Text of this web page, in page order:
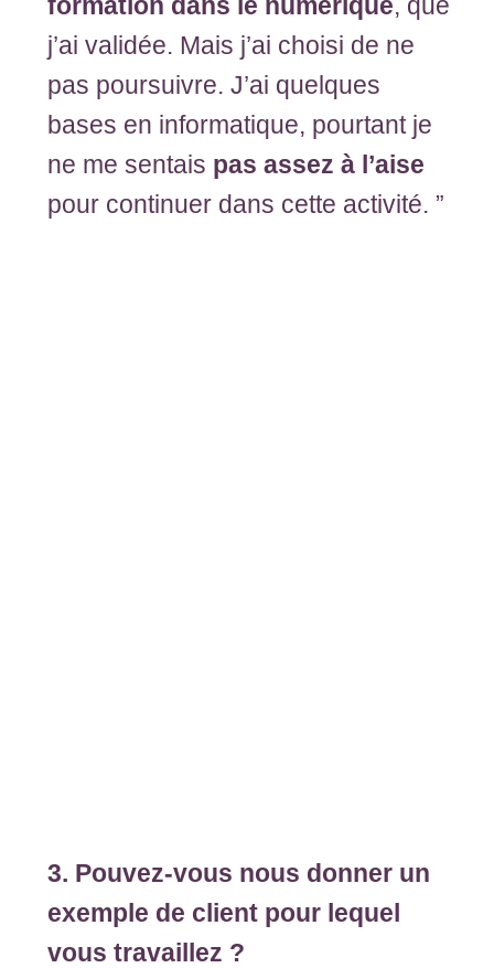
j’ai validée. Mais j’ai choisi de ne
pas poursuivre. J’ai quelques
bases en informatique, pourtant je
ne me sentais pas assez à l’aise
pour continuer dans cette activité. ”
3. Pouvez-vous nous donner un
exemple de client pour lequel
vous travaillez ?